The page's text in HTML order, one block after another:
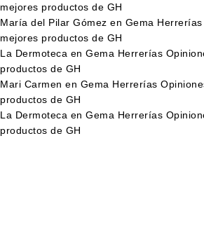
mejores productos de GH
María del Pilar Gómez en Gema
mejores productos de GH
La Dermoteca en Gema Herrerías
productos de GH
Mari Carmen en Gema Herrerías
productos de GH
La Dermoteca en Gema Herrerías
productos de GH